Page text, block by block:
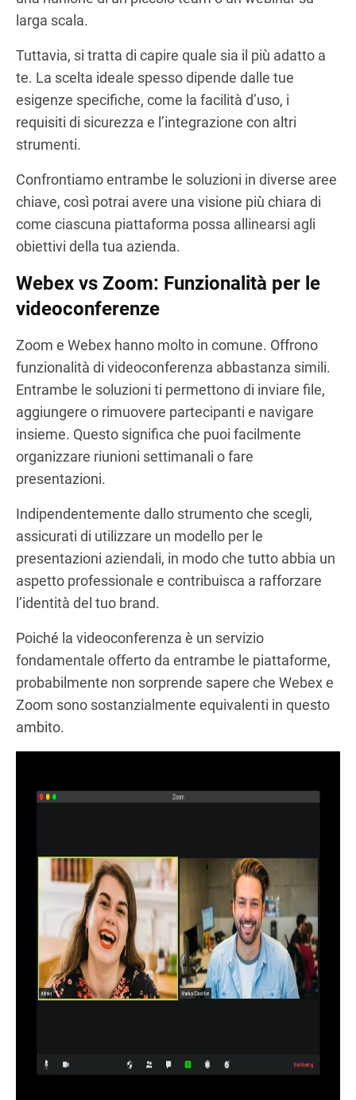
larga scala.
Tuttavia, si tratta di capire quale sia il più adatto a
te. La scelta ideale spesso dipende dalle tue
esigenze specifiche, come la facilità d’uso, i
requisiti di sicurezza e l’integrazione con altri
strumenti.
Confrontiamo entrambe le soluzioni in diverse aree
chiave, così potrai avere una visione più chiara di
come ciascuna piattaforma possa allinearsi agli
obiettivi della tua azienda.
Webex vs Zoom: Funzionalità per le
videoconferenze
Zoom e Webex hanno molto in comune. Offrono
funzionalità di videoconferenza abbastanza simili.
Entrambe le soluzioni ti permettono di inviare file,
aggiungere o rimuovere partecipanti e navigare
insieme. Questo significa che puoi facilmente
organizzare riunioni settimanali o fare
presentazioni.
Indipendentemente dallo strumento che scegli,
assicurati di utilizzare un modello per le
presentazioni aziendali, in modo che tutto abbia un
aspetto professionale e contribuisca a rafforzare
l’identità del tuo brand.
Poiché la videoconferenza è un servizio
fondamentale offerto da entrambe le piattaforme,
probabilmente non sorprende sapere che Webex e
Zoom sono sostanzialmente equivalenti in questo
ambito.